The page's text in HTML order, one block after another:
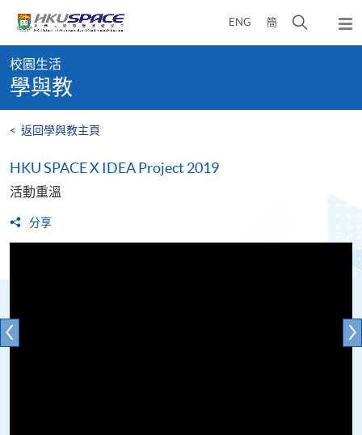
content
ENG 簡
開
彈
出
content
start
校園生活
學與教
< 返回學與教主頁
HKU SPACE X IDEA Project 2019
活動重溫
分享